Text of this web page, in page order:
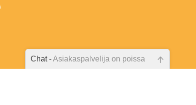
Chat -Asiakaspalvelija on poissa